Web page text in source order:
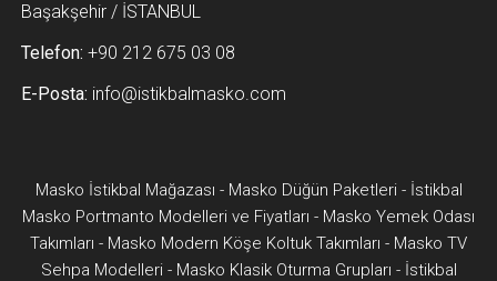
Başakşehir / İSTANBUL
Telefon: +90 212 675 03 08
E-Posta: info@istikbalmasko.com
Masko İstikbal Mağazası - Masko Düğün Paketleri- İstikbal
Masko Portmanto Modelleri ve Fiyatları - Masko Yemek Odası
Takımları - Masko Modern Köşe Koltuk Takımları - Masko TV
Sehpa Modelleri- Masko Klasik Oturma Grupları - İstikbal